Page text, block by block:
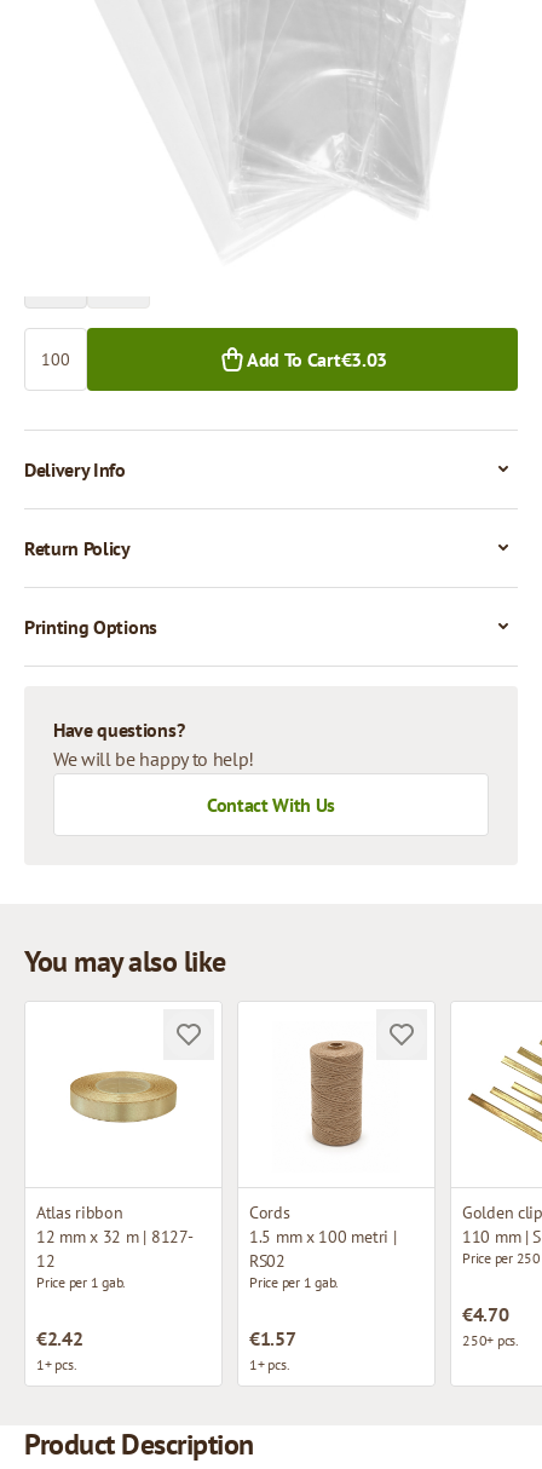
Product can be collected from a pickup point.
€2.30
1,000+ pcs.
Add To Cart€3.03
Delivery Info
Return Policy
Printing Options
Have questions?
We will be happy to help!
Contact With Us
You may also like
Atlas ribbon
12 mm x 32 m | 8127-
12
Price per 1 gab.
€2.42
1+ pcs.
Cords
1.5 mm x 100 metri |
RS02
Price per 1 gab.
€1.57
1+ pcs.
Golden
110 mm |
Price per
€4.70
250+ pcs.
Product Description